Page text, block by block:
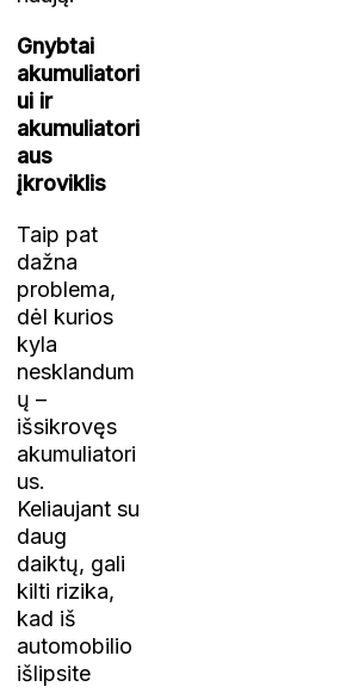
Gnybtai
akumuliatori
ui ir
akumuliatori
aus
įkroviklis
Taip pat
dažna
problema,
dėl kurios
kyla
nesklandum
ų –
išsikrovęs
akumuliatori
us.
Keliaujant su
daug
daiktų, gali
kilti rizika,
kad iš
automobilio
išlipsite